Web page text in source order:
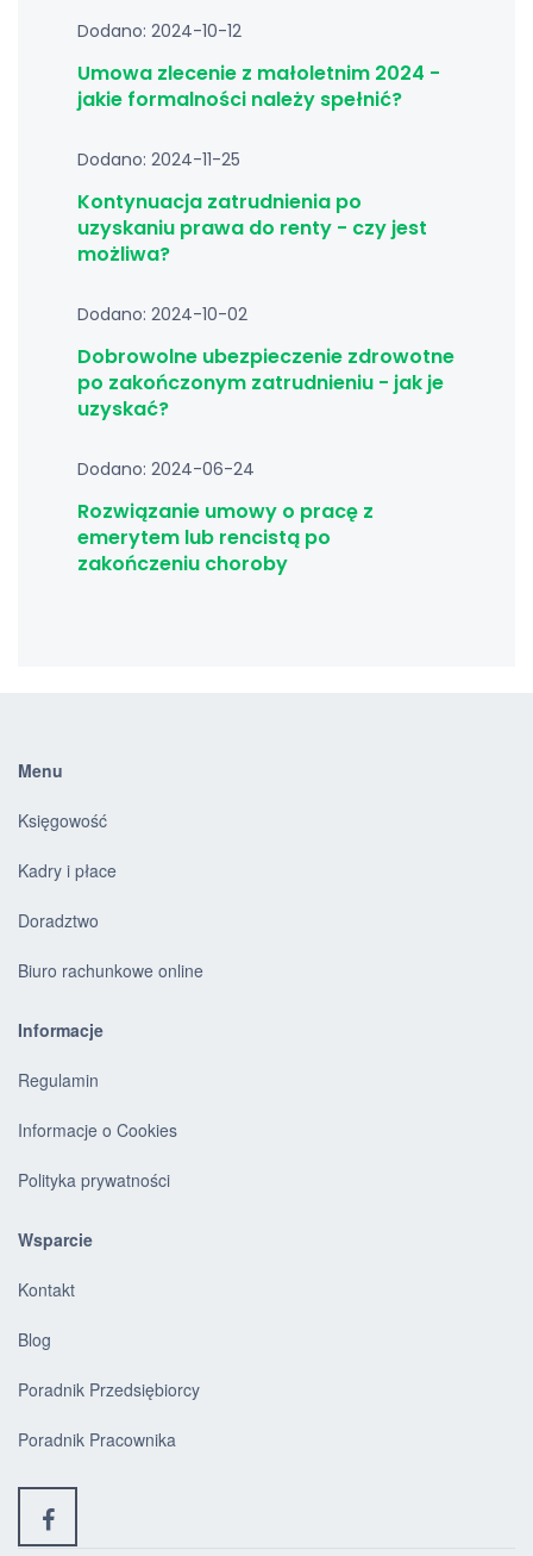
Dodano: 2024-10-12
Umowa zlecenie z małoletnim 2024 -
jakie formalności należy spełnić?
Dodano: 2024-11-25
Kontynuacja zatrudnienia po
uzyskaniu prawa do renty - czy jest
możliwa?
Dodano: 2024-10-02
Dobrowolne ubezpieczenie zdrowotne
po zakończonym zatrudnieniu - jak je
uzyskać?
Dodano: 2024-06-24
Rozwiązanie umowy o pracę z
emerytem lub rencistą po
zakończeniu choroby
Menu
Księgowość
Kadry i płace
Doradztwo
Biuro rachunkowe online
Informacje
Regulamin
Informacje o Cookies
Polityka prywatności
Wsparcie
Kontakt
Blog
Poradnik Przedsiębiorcy
Poradnik Pracownika